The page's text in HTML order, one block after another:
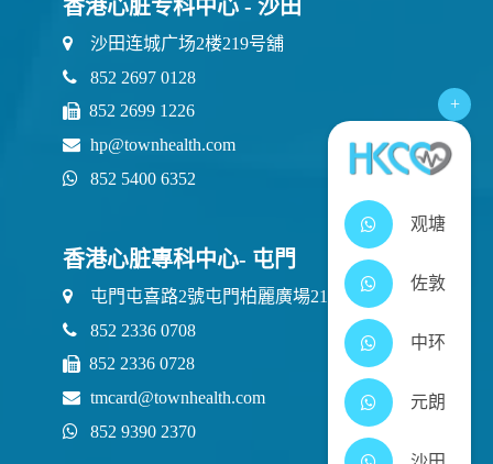
+
观塘
佐敦
中环
元朗
香港心脏专科中心 - 沙田
沙田连城广场2楼219号舖
852 2697 0128
852 2699 1226
hp@townhealth.com
852 5400 6352
香港心脏專科中心- 屯門
屯門屯喜路2號屯門柏麗廣場21樓2111室
852 2336 0708
852 2336 0728
tmcard@townhealth.com
852 9390 2370